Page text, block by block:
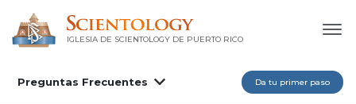
IGLESIA DE SCIENTOLOGY DE PUERTO RICO
Preguntas Frecuentes Da tu primer paso